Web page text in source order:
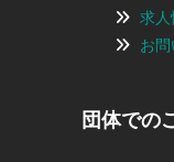
求人
お
団体での